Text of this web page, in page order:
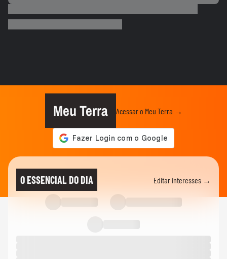
Trump”, diz jornalista nos EUA
Brasileiros esperam melhorias com Trump
no poder e não temem...
Kamala Harris faz primeiro discurso após
derrota e diz que é...
Trump aparece dançando ao som de
Village People após discurso da...
Meu Terra Acessar o Meu Terra →
O ESSENCIAL DO DIA Editar interesses →